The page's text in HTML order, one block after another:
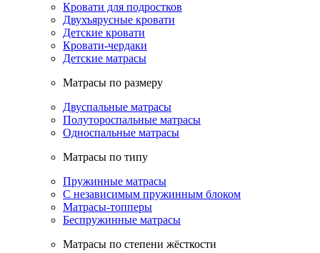
Кровати для подростков
Двухъярусные кровати
Детские кровати
Кровати-чердаки
Детские матрасы
Матрасы по размеру
Двуспальные матрасы
Полутороспальные матрасы
Односпальные матрасы
Матрасы по типу
Пружинные матрасы
С независимым пружинным блоком
Матрасы-топперы
Беспружинные матрасы
Матрасы по степени жёсткости